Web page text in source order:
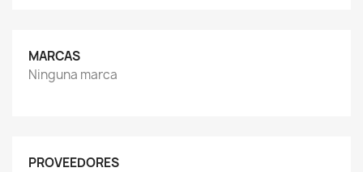
MARCAS
Ninguna marca
PROVEEDORES